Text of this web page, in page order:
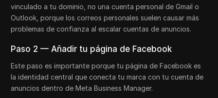
vinculado a tu dominio, no una cuenta personal de Gmail o
Outlook, porque los correos personales suelen causar más
problemas de confianza al escalar cuentas de anuncios.
Paso 2 — Añadir tu página de Facebook
Este paso es importante porque tu página de Facebook es
la identidad central que conecta tu marca con tu cuenta de
anuncios dentro de Meta Business Manager.